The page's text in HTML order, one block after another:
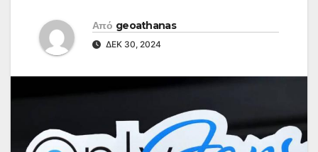
Από geoathanas
ΔΕΚ 30, 2024